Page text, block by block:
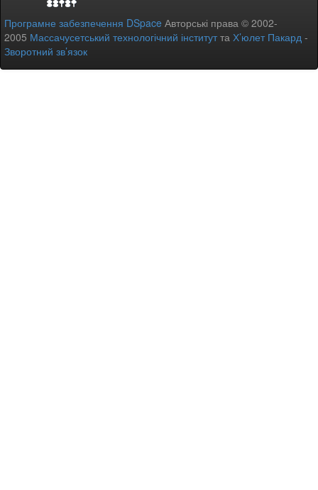
Програмне забезпечення DSpace Авторські права © 2002-
2005 Массачусетський технологічний інститутта Х’юлет Пакард -
Зворотний зв’язок